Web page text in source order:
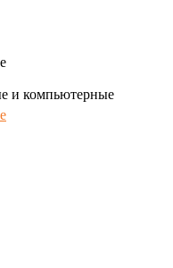
и компьютерные